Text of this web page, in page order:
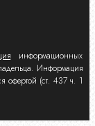
информационных
Информация
офертой (ст. 437 ч. 1